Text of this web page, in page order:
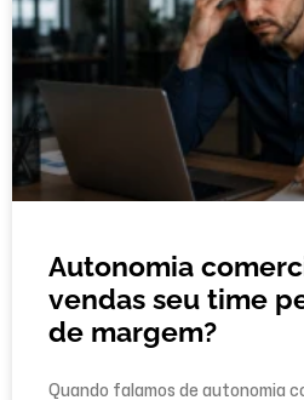
Autonomia
vendas seu time
de margem?
Quando falamos de autonomia